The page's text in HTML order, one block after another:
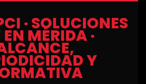
· SOLUCIONES
MÉRIDA ·
Y